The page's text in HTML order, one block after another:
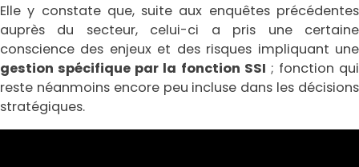
Elle y constate que, suite aux enquêtes précédentes
auprès du secteur, celui-ci a pris une certaine
conscience des enjeux et des risques impliquant une
gestion spécifique par la fonction SSI ; fonction qui
reste néanmoins encore peu incluse dans les décisions
stratégiques.